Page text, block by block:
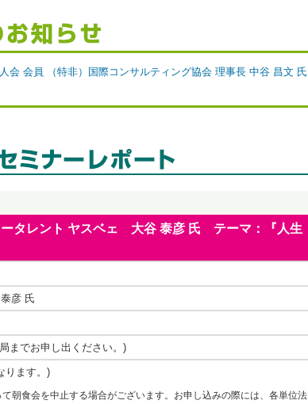
会 会員 （特非）国際コンサルティング協会 理事長 中谷 昌文 氏
タレント ヤスベェ 大谷 泰彦 氏 テーマ：『人生
彦 氏
までお申し出ください。)
ります。)
朝食会を中止する場合がございます。お申し込みの際には、各単位法